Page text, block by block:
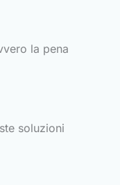
la pena
soluzioni